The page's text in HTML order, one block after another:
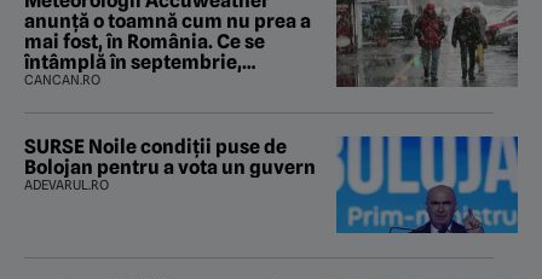
anunță o toamnă cum nu prea a
mai fost, în România. Ce se
întâmplă în septembrie,
octombrie și noiembrie 2026, în
CANCAN.RO
SURSE Noile condiții puse de
Bolojan pentru a vota un guvern
ADEVARUL.RO